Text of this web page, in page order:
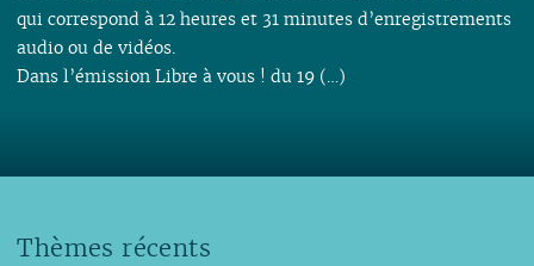
qui correspond à 12 heures et 31 minutes d’enregistrements
audio ou de vidéos.
Dans l’émission Libre à vous ! du 19 (…)
Thèmes récents